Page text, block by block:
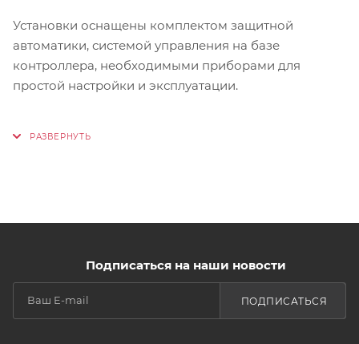
Установки оснащены комплектом защитной
автоматики, системой управления на базе
контроллера, необходимыми приборами для
простой настройки и эксплуатации.
Подписаться на наши новости
ПОДПИСАТЬСЯ